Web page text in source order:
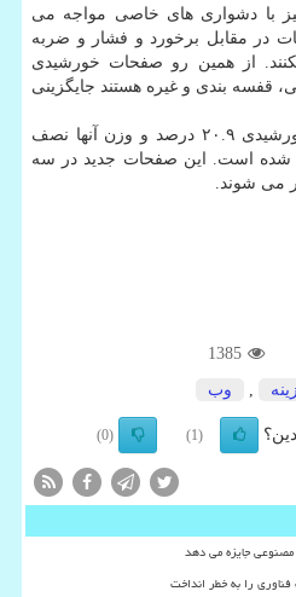
با دشواری های خاصی مواجه می
در مقابل برخورد و فشار و ضربه
از همین رو صفحات خورشیدی
قفسه بندی و غیره هستند جایگزینی
میزان راندمان این صفحات خورشیدی ۲۰.۹ درصد و وزن آنها نصف
شده است. این صفحات جدید در سه
1385
وب
(1)
(0)
مصنوعی جایزه می دهد
را به خطر انداخت